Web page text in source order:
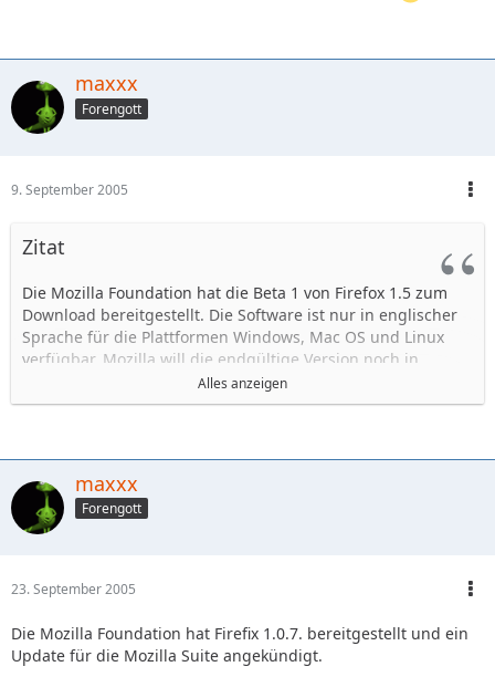
maxxx
Forengott
9. September 2005
Zitat
Die Mozilla Foundation hat die Beta 1 von Firefox 1.5 zum
Download bereitgestellt. Die Software ist nur in englischer
Sprache für die Plattformen Windows, Mac OS und Linux
verfügbar. Mozilla will die endgültige Version noch in
diesem Jahr fertigstellen.
Internet-Standards SVG, CSS 2, CSS 3 und Javascript 1.6
unterstützen.
Reihenfolge der Tabs mit der Maus zu ändern und mit
einem Mausklick persönliche Daten zu löschen. Mozilla
verspricht, DHTML-Websites Behinderten besser zugänglich
zu machen.
Alles anzeigen
maxxx
Forengott
23. September 2005
Die Mozilla Foundation hat Firefix 1.0.7. bereitgestellt und ein
Update für die Mozilla Suite angekündigt.